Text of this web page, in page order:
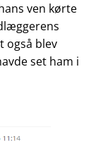
ven kørte
også blev
set ham i